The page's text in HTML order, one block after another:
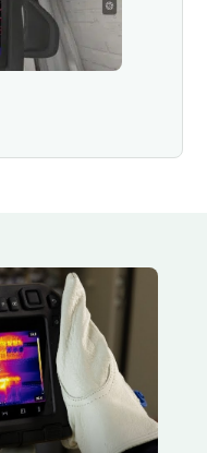
YouTube
accepted.